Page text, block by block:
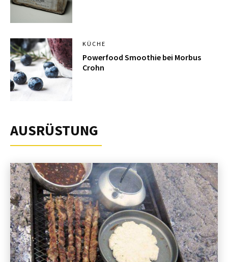
KÜCHE
Powerfood Smoothie bei Morbus
Crohn
AUSRÜSTUNG